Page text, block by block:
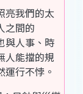
我們的太
之間的
與人事、時
人能擋的規
行不悖。